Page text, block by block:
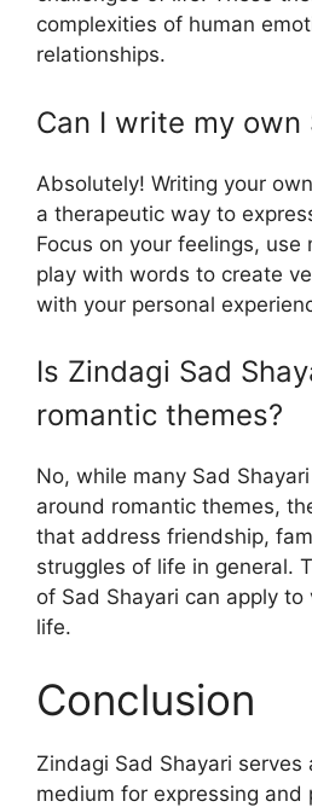
complexities of human
relationships.
Can I write my own
Absolutely! Writing your
a therapeutic way to
Focus on your feelings, use
play with words to create
with your personal
Is Zindagi Sad
romantic themes?
No, while many Sad
around romantic themes,
that address friendship,
struggles of life in general.
of Sad Shayari can apply
life.
Conclusion
Zindagi Sad Shayari serves
medium for expressing and